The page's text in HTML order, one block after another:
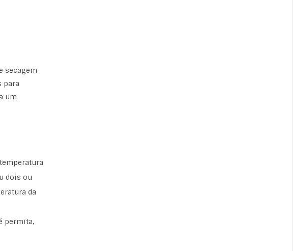
secagem
para
um
dois ou
da
permita,